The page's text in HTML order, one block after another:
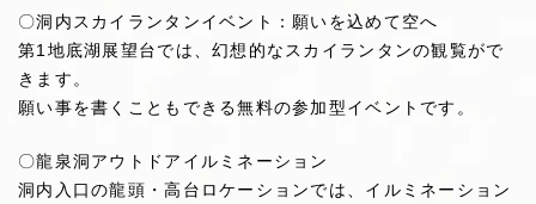
〇洞内スカイランタンイベント：願いを込めて空へ
第1地底湖展望台では、幻想的なスカイランタンの観覧がで
きます。
願い事を書くこともできる無料の参加型イベントです。
〇龍泉洞アウトドアイルミネーション
洞内入口の龍頭・高台ロケーションでは、イルミネーション